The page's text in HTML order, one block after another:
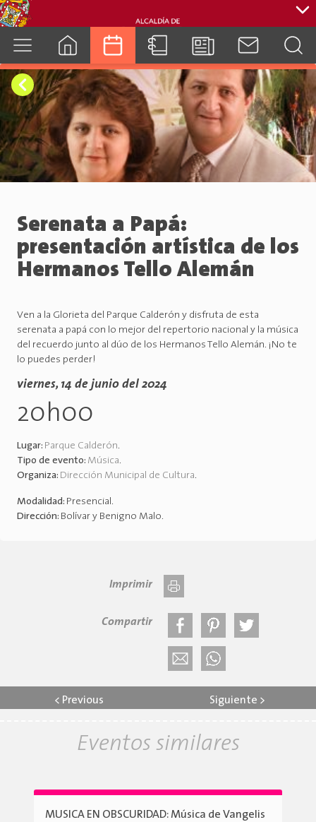
cuenca.gob.ec
Serenata a Papá:
presentación artística de los
Hermanos Tello Alemán
Ven a la Glorieta del Parque Calderón y disfruta de esta
serenata a papá con lo mejor del repertorio nacional y la música
del recuerdo junto al dúo de los Hermanos Tello Alemán. ¡No te
lo puedes perder!
viernes, 14 de junio del 2024
20h00
Lugar: Parque Calderón.
Tipo de evento: Música.
Organiza: Dirección Municipal de Cultura.
Modalidad: Presencial.
Dirección: Bolívar y Benigno Malo.
Imprimir
Compartir
< Previous Siguiente >
Eventos similares
MUSICA EN OBSCURIDAD: Música de Vangelis